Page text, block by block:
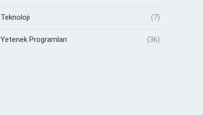
Teknoloji (7)
Yetenek Programları (36)